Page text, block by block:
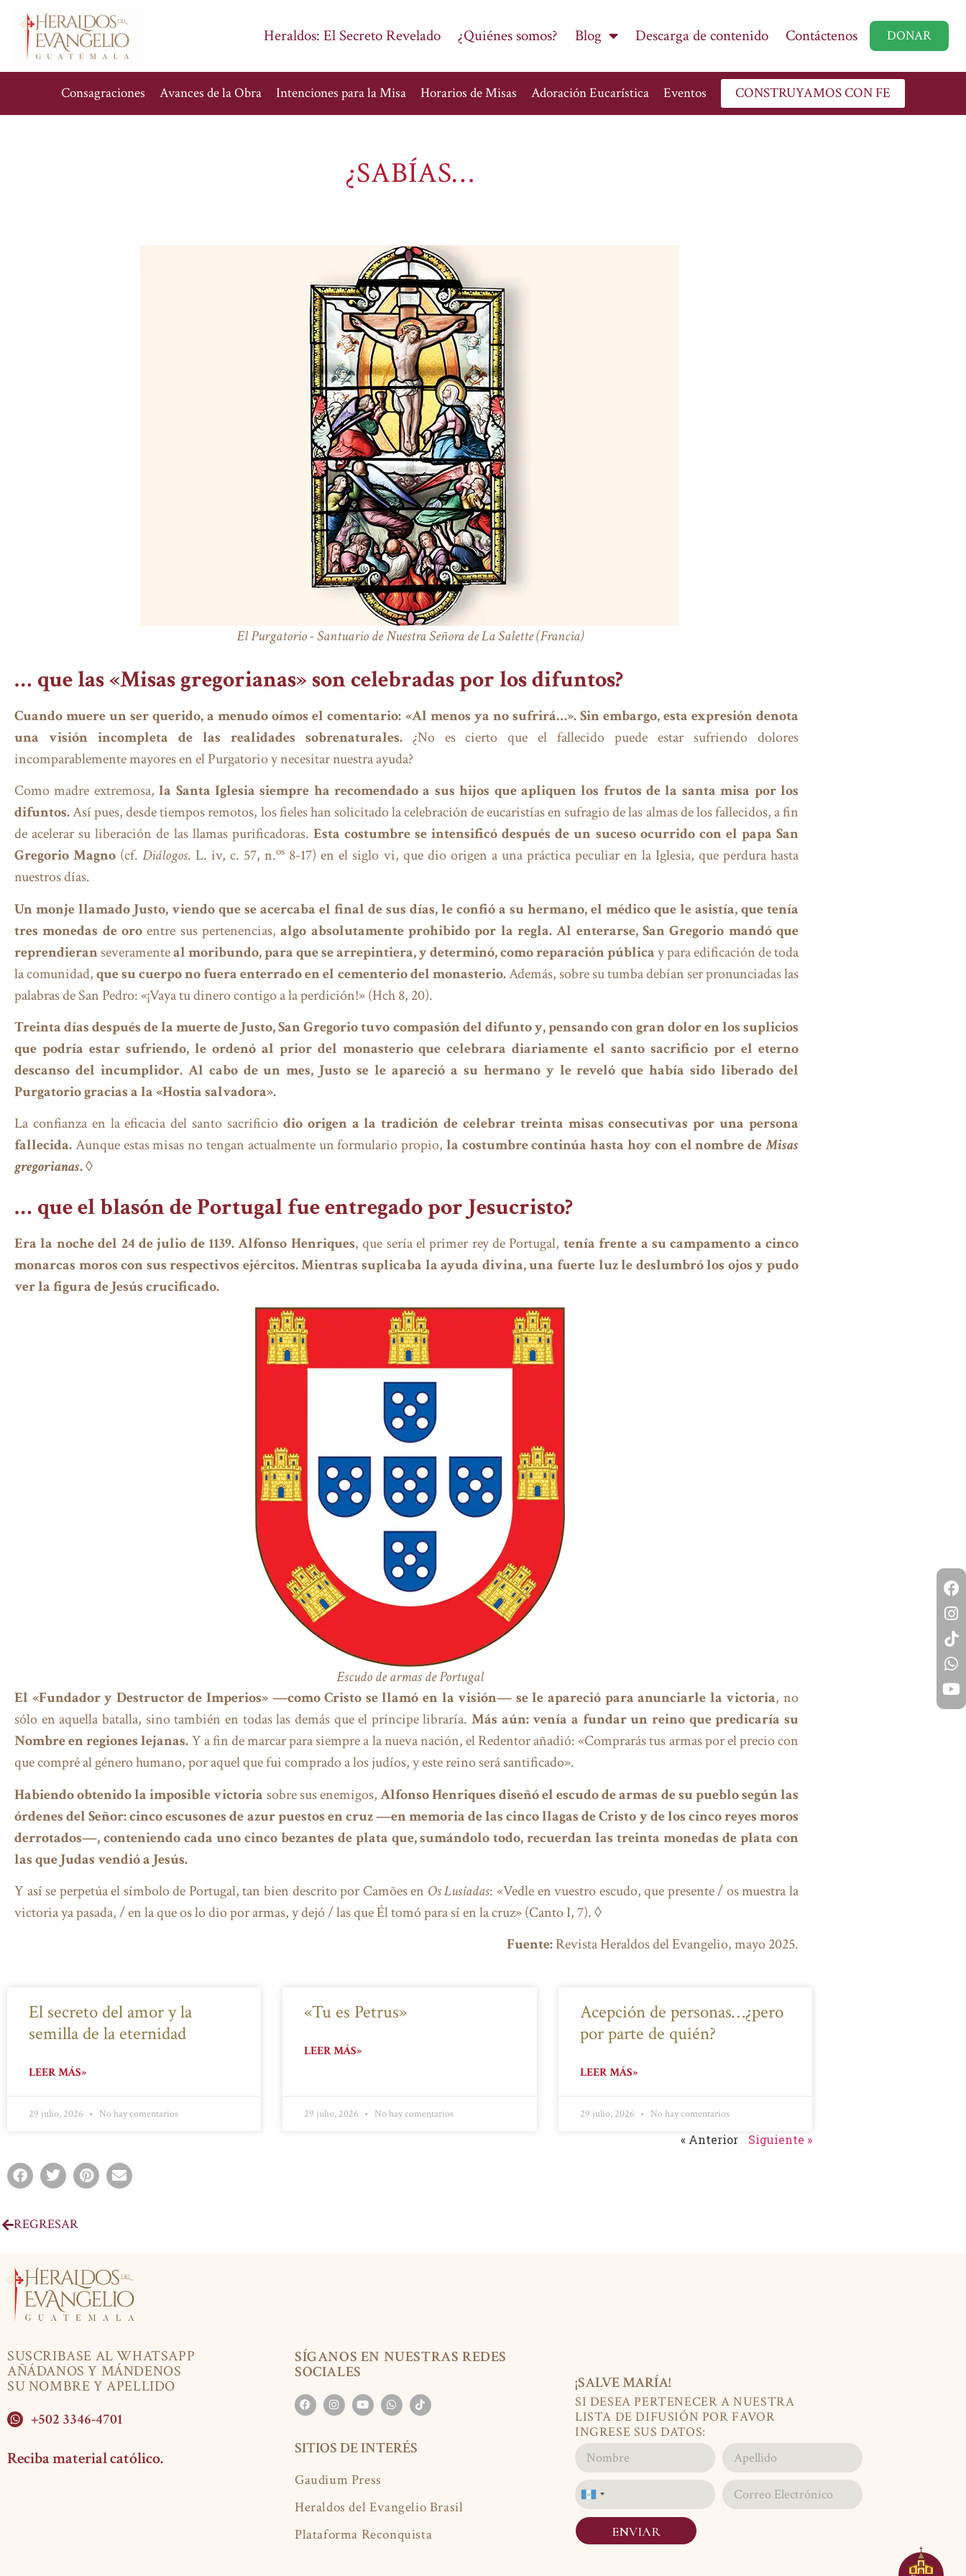
Heraldos: El Secreto Revelado ¿Quiénes somos? Blog Descarga de contenido Contáctenos DONAR
Consagraciones Avances de la Obra Intenciones para la Misa Horarios de Misas Adoración Eucarística Eventos CONSTRUYAMOS CON FE
¿SABÍAS…
El Purgatorio - Santuario de Nuestra Señora de La Salette (Francia)
… que las «Misas gregorianas» son celebradas por los difuntos?
Cuando muere un ser querido, a menudo oímos el comentario: «Al menos ya no sufrirá…». Sin embargo, esta expresión denota
una visión incompleta de las realidades sobrenaturales.¿No es cierto que el fallecido puede estar sufriendo dolores
incomparablemente mayores en el Purgatorio y necesitar nuestra ayuda?
Como madre extremosa,la Santa Iglesia siempre ha recomendado a sus hijos que apliquen los frutos de la santa misa por los
difuntos.Así pues, desde tiempos remotos, los fieles han solicitado la celebración de eucaristías en sufragio de las almas de los fallecidos, a fin
de acelerar su liberación de las llamas purificadoras. Esta costumbre se intensificó después de un suceso ocurrido con el papa San
Gregorio Magno (cf.Diálogos. L. iv, c. 57, n.os 8-17) en el siglo vi, que dio origen a una práctica peculiar en la Iglesia, que perdura hasta
nuestros días.
Un monje llamado Justo, viendo que se acercaba el final de sus días, le confió a su hermano, el médico que le asistía, que tenía
tres monedas de oro entre sus pertenencias,algo absolutamente prohibido por la regla. Al enterarse, San Gregorio mandó que
reprendieranseveramenteal moribundo, para que se arrepintiera, y determinó, como reparación públicay para edificación de toda
la comunidad,que su cuerpo no fuera enterrado en el cementerio del monasterio.Además, sobre su tumba debían ser pronunciadas las
palabras de San Pedro: «¡Vaya tu dinero contigo a la perdición!» (Hch 8, 20).
Treinta días después de la muerte de Justo, San Gregorio tuvo compasión del difunto y, pensando con gran dolor en los suplicios
que podría estar sufriendo, le ordenó al prior del monasterio que celebrara diariamente el santo sacrificio por el eterno
descanso del incumplidor. Al cabo de un mes, Justo se le apareció a su hermano y le reveló que había sido liberado del
Purgatorio gracias a la «Hostia salvadora».
La confianza en la eficacia del santo sacrificio dio origen a la tradición de celebrar treinta misas consecutivas por una persona
fallecida.Aunque estas misas no tengan actualmente un formulario propio, la costumbre continúa hasta hoy con el nombre deMisas
gregorianas.◊
… que el blasón de Portugal fue entregado por Jesucristo?
Era la noche del 24 de julio de 1139. Alfonso Henriques, que sería el primer rey de Portugal, tenía frente a su campamento a cinco
monarcas moros con sus respectivos ejércitos. Mientras suplicaba la ayuda divina, una fuerte luz le deslumbró los ojos y pudo
ver la figura de Jesús crucificado.
Escudo de armas de Portugal
El «Fundador y Destructor de Imperios» —como Cristo se llamó en la visión— se le apareció para anunciarle la victoria, no
sólo en aquella batalla, sino también en todas las demás que el príncipe libraría.Más aún: venía a fundar un reino que predicaría su
Nombre en regiones lejanas.Y a fin de marcar para siempre a la nueva nación, el Redentor añadió: «Comprarás tus armas por el precio con
que compré al género humano, por aquel que fui comprado a los judíos, y este reino será santificado».
Habiendo obtenido la imposible victoria sobre sus enemigos,Alfonso Henriques diseñó el escudo de armas de su pueblo según las
órdenes del Señor: cinco escusones de azur puestos en cruz —en memoria de las cinco llagas de Cristo y de los cinco reyes moros
derrotados—, conteniendo cada uno cinco bezantes de plata que, sumándolo todo, recuerdan las treinta monedas de plata con
las que Judas vendió a Jesús.
Y así se perpetúa el símbolo de Portugal, tan bien descrito por Camões en Os Lusíadas: «Vedle en vuestro escudo, que presente / os muestra la
victoria ya pasada, / en la que os lo dio por armas, y dejó / las que Él tomó para sí en la cruz» (Canto I, 7). ◊
Fuente:Revista Heraldos del Evangelio, mayo 2025.
El secreto del amor y la
semilla de la eternidad
LEER MÁS»
29 julio, 2026 No hay comentarios
«Tu es Petrus»
LEER MÁS»
29 julio, 2026 No hay comentarios
Acepción de personas…¿pero
por parte de quién?
LEER MÁS»
29 julio, 2026 No hay comentarios
« Anterior Siguiente »
REGRESAR
SUSCRIBASE AL WHATSAPP
AÑÁDANOS Y MÁNDENOS
SU NOMBRE Y APELLIDO
+502 3346-4701
Reciba material católico.
SÍGANOS EN NUESTRAS REDES
SOCIALES
SITIOS DE INTERÉS
Gaudium Press
Heraldos del Evangelio Brasil
Plataforma Reconquista
¡SALVE MARÍA!
SI DESEA PERTENECER A NUESTRA
LISTA DE DIFUSIÓN POR FAVOR
INGRESE SUS DATOS:
Guatemala
+502
ENVIAR